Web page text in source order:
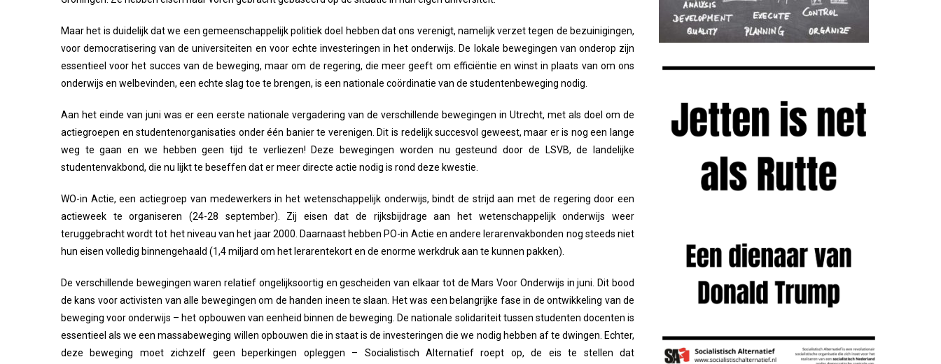
Maar het is duidelijk dat we een gemeenschappelijk politiek doel hebben dat ons verenigt, namelijk verzet tegen de bezuinigingen,
voor democratisering van de universiteiten en voor echte investeringen in het onderwijs. De lokale bewegingen van onderop zijn
essentieel voor het succes van de beweging, maar om de regering, die meer geeft om efficiëntie en winst in plaats van om ons
onderwijs en welbevinden, een echte slag toe te brengen, is een nationale coördinatie van de studentenbeweging nodig.
Aan het einde van juni was er een eerste nationale vergadering van de verschillende bewegingen in Utrecht, met als doel om de
actiegroepen en studentenorganisaties onder één banier te verenigen. Dit is redelijk succesvol geweest, maar er is nog een lange
weg te gaan en we hebben geen tijd te verliezen! Deze bewegingen worden nu gesteund door de LSVB, de landelijke
studentenvakbond, die nu lijkt te beseffen dat er meer directe actie nodig is rond deze kwestie.
WO-in Actie, een actiegroep van medewerkers in het wetenschappelijk onderwijs, bindt de strijd aan met de regering door een
actieweek te organiseren (24-28 september). Zij eisen dat de rijksbijdrage aan het wetenschappelijk onderwijs weer
teruggebracht wordt tot het niveau van het jaar 2000. Daarnaast hebben PO-in Actie en andere lerarenvakbonden nog steeds niet
hun eisen volledig binnengehaald (1,4 miljard om het lerarentekort en de enorme werkdruk aan te kunnen pakken).
De verschillende bewegingen waren relatief ongelijksoortig en gescheiden van elkaar tot de Mars Voor Onderwijs in juni. Dit bood
de kans voor activisten van alle bewegingen om de handen ineen te slaan. Het was een belangrijke fase in de ontwikkeling van de
beweging voor onderwijs – het opbouwen van eenheid binnen de beweging. De nationale solidariteit tussen studenten docenten is
essentieel als we een massabeweging willen opbouwen die in staat is de investeringen die we nodig hebben af te dwingen. Echter,
deze beweging moet zichzelf geen beperkingen opleggen – Socialistisch Alternatief roept op, de eis te stellen dat